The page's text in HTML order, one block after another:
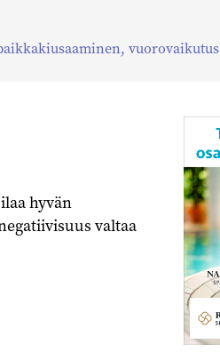
, vuorovaikutus
hyvän
valtaa